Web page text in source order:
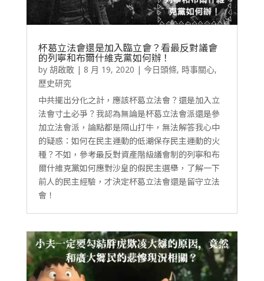
杯葛立法會還是加入臨立會？看最反對議會
的列寧和布爾什維克黨如何辦！
by 胡啟敢| 8 月 19, 2020 | 今日頭條, 時事關心,
歷史研究
中共擺出分化之計，應該杯葛立法會？還是加入立
法會寸土必爭？我認為無論是杯葛立法會派還是參
加立法會派，論點都是隔山打牛，無法解答我心中
的疑惑：如何在民主運動的低潮保存民主運動的火
種？不如，參考最反對資產階級議會制的列寧和布
爾什維克黨如何應對沙皇的假民主選舉，了解一下
前人的民主經驗，才決定杯葛立法會還是留守立法
會！